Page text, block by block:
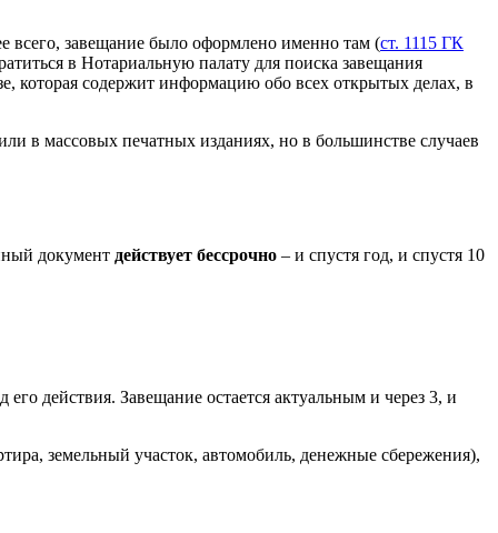
всего, завещание было оформлено именно там (ст. 1115 ГК
в Нотариальную палату для поиска завещания
содержит информацию обо всех открытых делах, в
в массовых печатных изданиях, но в большинстве случаев
документ действует бессрочно – и спустя год, и спустя 10
действия. Завещание остается актуальным и через 3, и
земельный участок, автомобиль, денежные сбережения),